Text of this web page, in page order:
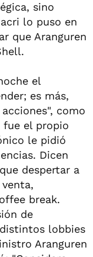
sino
lo puso en
que Aranguren
el
es más,
como
el propio
le pidió
Dicen
despertar a
break.
de
lobbies
Aranguren